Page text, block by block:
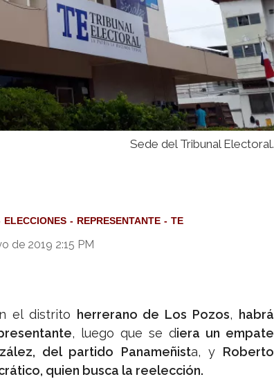
Sede del Tribunal Electoral.
ELECCIONES REPRESENTANTE TE
de 2019 2:15 PM
el distrito herrerano de Los Pozos,
habrá
, luego que se diera un empate
del partido Panameñista, y Roberto
quien busca la reelección.